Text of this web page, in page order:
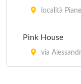
località
Pink House
via